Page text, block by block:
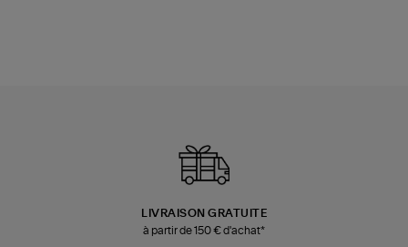
LIVRAISON GRATUITE
à partir de 150 € d'achat*